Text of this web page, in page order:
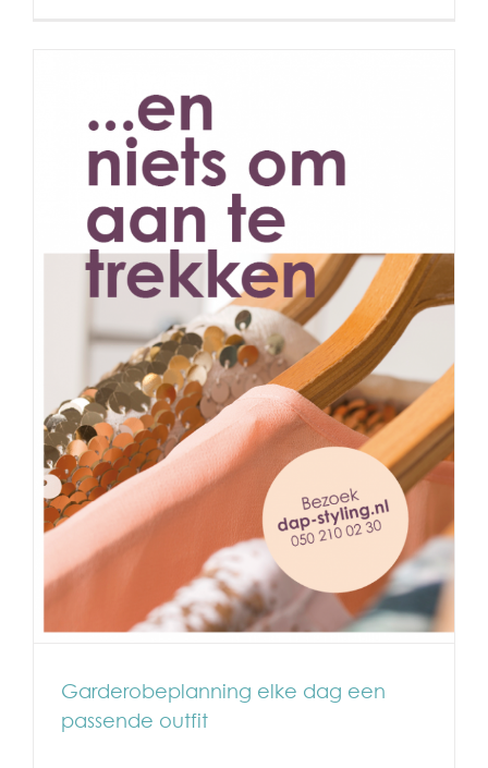
Garderobeplanning elke dag een
passende outfit